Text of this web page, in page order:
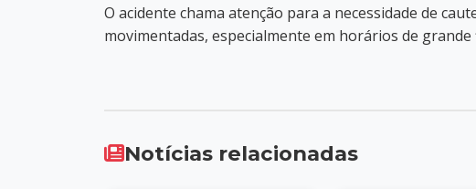
O acidente chama atenção para a necessidade de
movimentadas, especialmente em horários de grande
Notícias relacionadas